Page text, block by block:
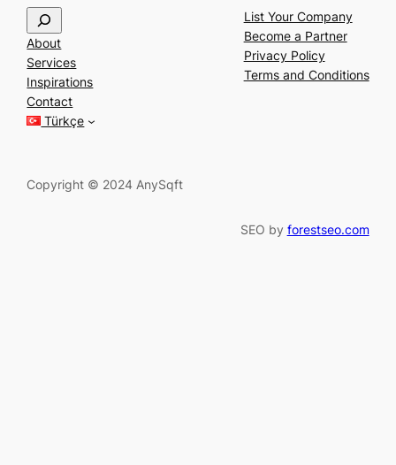
e
a
r
c
h
About
Services
Inspirations
Contact
Türkçe
List Your Company
Become a Partner
Privacy Policy
Terms and Conditions
Copyright © 2024 AnySqft
SEO by forestseo.com